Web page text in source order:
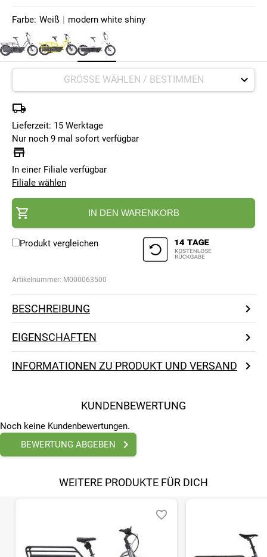
Farbe: Weiß | modern white shiny
Lieferzeit: 15 Werktage
Nur noch 9 mal sofort verfügbar
In einer Filiale verfügbar
Filiale wählen
IN DEN WARENKORB
Produkt vergleichen
Artikelnummer: M000063500
BESCHREIBUNG
EIGENSCHAFTEN
INFORMATIONEN ZU PRODUKT UND VERSAND
KUNDENBEWERTUNG
Noch keine Kundenbewertungen.
BEWERTUNG ABGEBEN
WEITERE PRODUKTE FÜR DICH